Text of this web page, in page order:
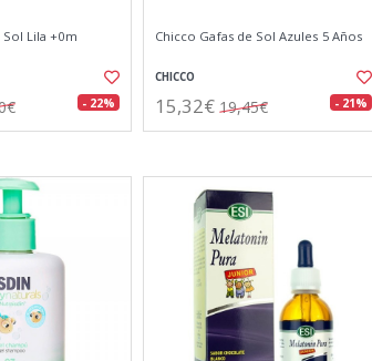
Sol Lila +0m
- 22%
Chicco Gafas de Sol Azules 5 Años
CHICCO
15,32€ 19,45€ - 21%